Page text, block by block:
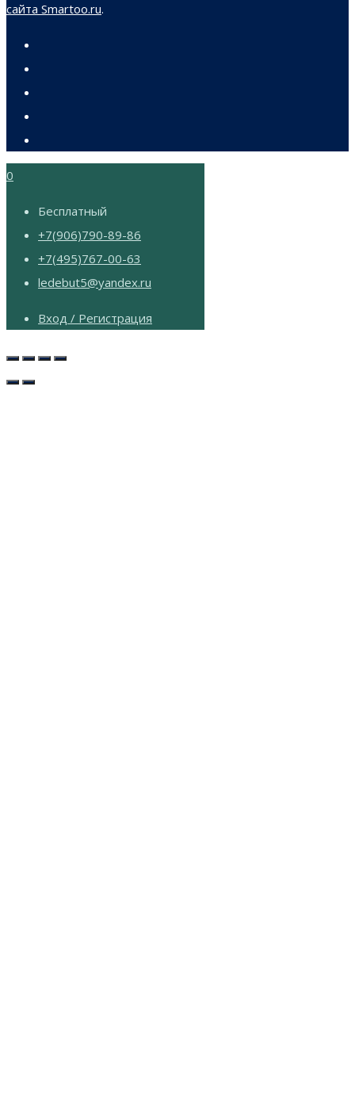
сайта Smartoo.ru.
0
Бесплатный
+7(906)790-89-86
+7(495)767-00-63
ledebut5@yandex.ru
Вход / Регистрация